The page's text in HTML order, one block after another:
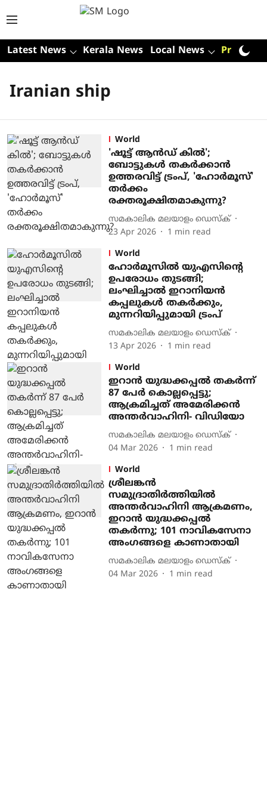
Latest News Kerala News Local News Premium
Iranian ship
World
'ഷൂട്ട് ആൻഡ‍് കിൽ';
ബോട്ടുകൾ തകർക്കാൻ
ഉത്തരവിട്ട് ട്രംപ്, 'ഹോർമൂസ്'
തർക്കം
രക്തരൂക്ഷിതമാകുന്നു?
സമകാലിക മലയാളം ഡെസ്ക്
23 Apr 2026
1 min read
World
ഹോര്‍മൂസില്‍ യുഎസിന്റെ
ഉപരോധം തുടങ്ങി;
ലംഘിച്ചാല്‍ ഇറാനിയന്‍
കപ്പലുകള്‍ തകര്‍ക്കും,
മുന്നറിയിപ്പുമായി ട്രംപ്
സമകാലിക മലയാളം ഡെസ്ക്
13 Apr 2026
1 min read
World
ഇറാന്‍ യുദ്ധക്കപ്പല്‍ തകര്‍ന്ന്
87 പേര്‍ കൊല്ലപ്പെട്ടു;
ആക്രമിച്ചത് അമേരിക്കന്‍
അന്തര്‍വാഹിനി- വിഡിയോ
സമകാലിക മലയാളം ഡെസ്ക്
04 Mar 2026
1 min read
World
ശ്രീലങ്കന്‍
സമുദ്രാതിര്‍ത്തിയില്‍
അന്തര്‍വാഹിനി ആക്രമണം,
ഇറാന്‍ യുദ്ധക്കപ്പല്‍
തകര്‍ന്നു; 101 നാവികസേനാ
അംഗങ്ങളെ കാണാതായി
സമകാലിക മലയാളം ഡെസ്ക്
04 Mar 2026
1 min read